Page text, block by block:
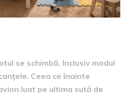
se schimbă. Inclusiv modul
Ceea ce înainte
luat pe ultima sută de